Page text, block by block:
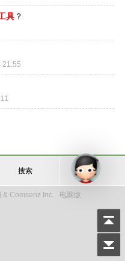
具 ？
21:55
搜索 登录
Comsenz Inc. 电脑版